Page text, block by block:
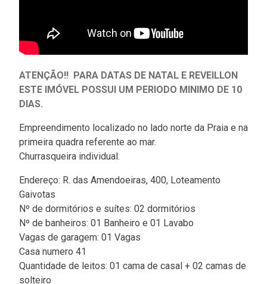
ATENÇÃO!! PARA DATAS DE NATAL E REVEILLON
ESTE IMÓVEL POSSUI UM PERIODO MINIMO DE 10
DIAS.
Empreendimento localizado no lado norte da Praia e na
primeira quadra referente ao mar.
Churrasqueira individual.
Endereço: R. das Amendoeiras, 400, Loteamento
Gaivotas
Nº de dormitórios e suítes: 02 dormitórios
Nº de banheiros: 01 Banheiro e 01 Lavabo
Vagas de garagem: 01 Vagas
Casa numero 41
Quantidade de leitos: 01 cama de casal + 02 camas de
solteiro